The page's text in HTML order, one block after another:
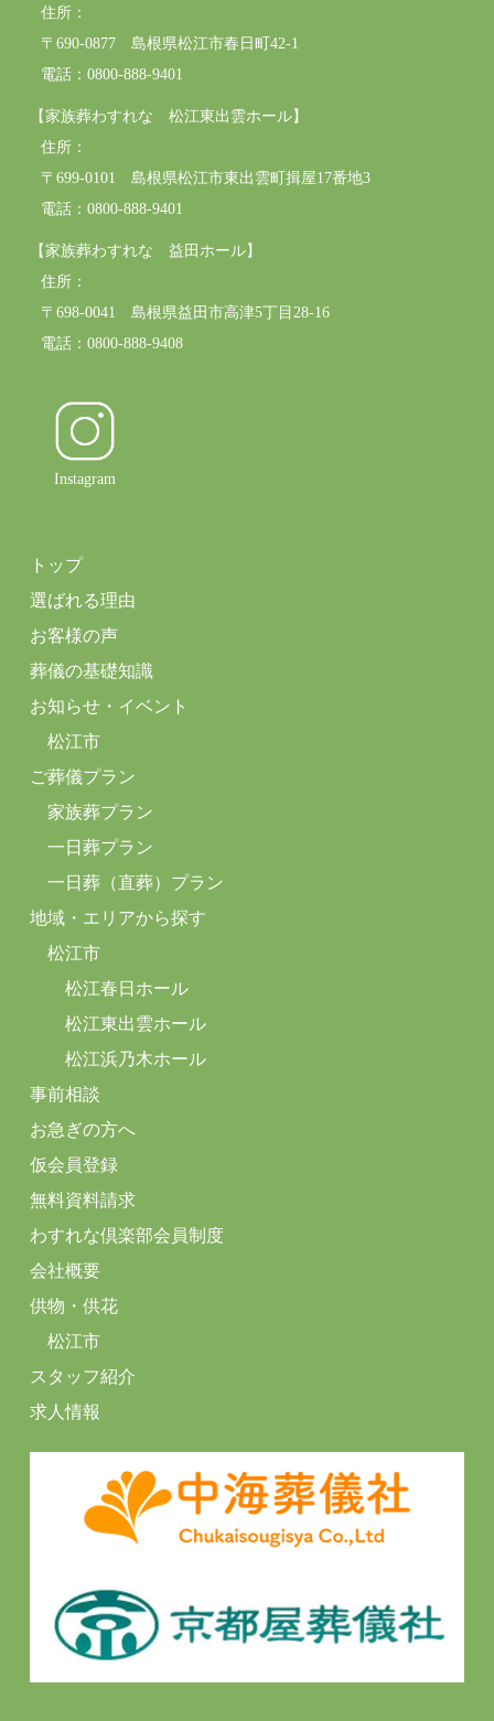
住所：
〒690-0877 島根県松江市春日町42-1
電話：0800-888-9401
【家族葬わすれな 松江東出雲ホール】
住所：
〒699-0101 島根県松江市東出雲町揖屋17番地3
電話：0800-888-9401
【家族葬わすれな 益田ホール】
住所：
〒698-0041 島根県益田市高津5丁目28-16
電話：0800-888-9408
Instagram
トップ
選ばれる理由
お客様の声
葬儀の基礎知識
お知らせ・イベント
松江市
ご葬儀プラン
家族葬プラン
一日葬プラン
一日葬（直葬）プラン
地域・エリアから探す
松江市
松江春日ホール
松江東出雲ホール
松江浜乃木ホール
事前相談
お急ぎの方へ
仮会員登録
無料資料請求
わすれな倶楽部会員制度
会社概要
供物・供花
松江市
スタッフ紹介
求人情報